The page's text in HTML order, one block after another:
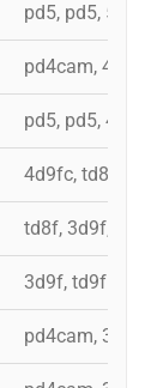
pd5, pd5, 5d7,
pd4cam, 4d9f,
pd5, pd5, 4d9f,
4d9fc, td8f,
td8f, 3d9f,
3d9f, td9fm, id
pd4cam, 3d9f,